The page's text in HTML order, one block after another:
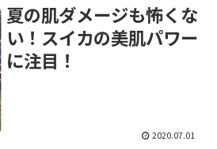
夏の肌ダメージも怖くな
い！スイカの美肌パワー
に注目！
2020.07.01